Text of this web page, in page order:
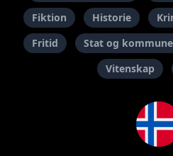
Fiktion
Historie
Fritid
Stat og kommune
Vitenskap